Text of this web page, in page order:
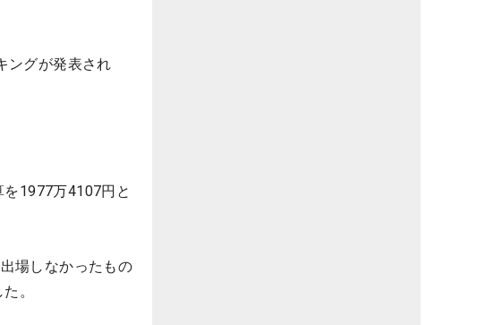
ングが発表され
1977万4107円と
場しなかったもの
。